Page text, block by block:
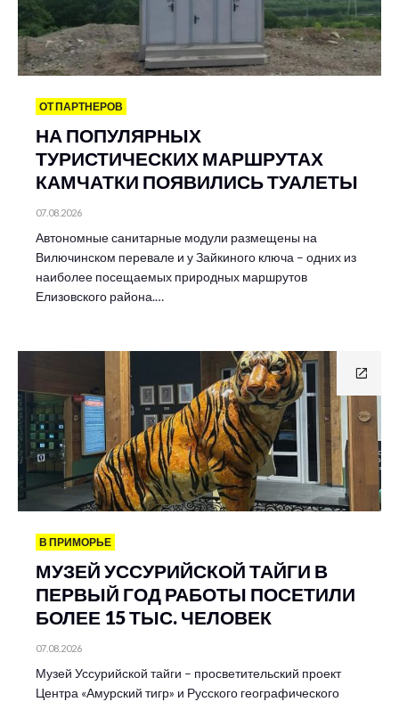
ОТ ПАРТНЕРОВ
НА ПОПУЛЯРНЫХ
ТУРИСТИЧЕСКИХ МАРШРУТАХ
КАМЧАТКИ ПОЯВИЛИСЬ ТУАЛЕТЫ
07.08.2026
Автономные санитарные модули размещены на
Вилючинском перевале и у Зайкиного ключа – одних из
наиболее посещаемых природных маршрутов
Елизовского района.…
В ПРИМОРЬЕ
МУЗЕЙ УССУРИЙСКОЙ ТАЙГИ В
ПЕРВЫЙ ГОД РАБОТЫ ПОСЕТИЛИ
БОЛЕЕ 15 ТЫС. ЧЕЛОВЕК
07.08.2026
Музей Уссурийской тайги – просветительский проект
Центра «Амурский тигр» и Русского географического